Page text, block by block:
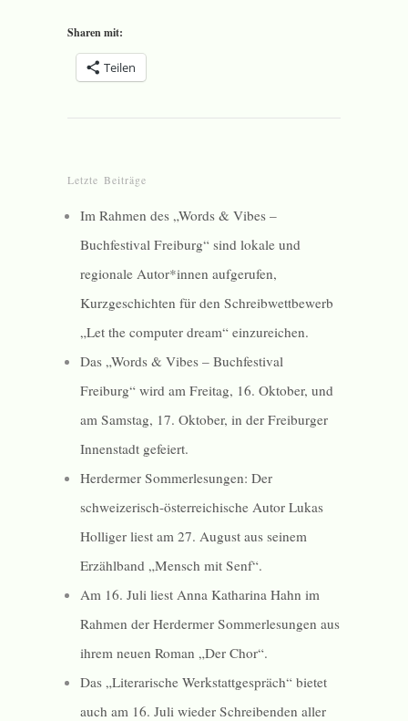
Sharen mit:
Teilen
Letzte Beiträge
Im Rahmen des „Words & Vibes –
Buchfestival Freiburg“ sind lokale und
regionale Autor*innen aufgerufen,
Kurzgeschichten für den Schreibwettbewerb
„Let the computer dream“ einzureichen.
Das „Words & Vibes – Buchfestival
Freiburg“ wird am Freitag, 16. Oktober, und
am Samstag, 17. Oktober, in der Freiburger
Innenstadt gefeiert.
Herdermer Sommerlesungen: Der
schweizerisch-österreichische Autor Lukas
Holliger liest am 27. August aus seinem
Erzählband „Mensch mit Senf“.
Am 16. Juli liest Anna Katharina Hahn im
Rahmen der Herdermer Sommerlesungen aus
ihrem neuen Roman „Der Chor“.
Das „Literarische Werkstattgespräch“ bietet
auch am 16. Juli wieder Schreibenden aller